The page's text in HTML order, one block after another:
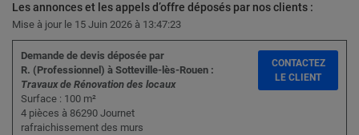
Les annonces et les appels d’offre déposés par nos clients :
Mise à jour le 15 Juin 2026 à 13:47:23
Demande de devis déposée par
R. (Professionnel) à Sotteville-lès-Rouen :
Travaux de Rénovation des locaux
Surface : 100 m²
4 pièces à 86290 Journet
rafraichissement des murs
CONTACTEZ
LE CLIENT